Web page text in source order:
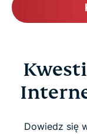
Dowiedz się